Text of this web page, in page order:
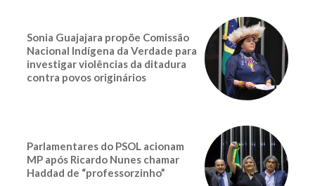
Sonia Guajajara propõe Comissão
Nacional Indígena da Verdade para
investigar violências da ditadura
contra povos originários
Parlamentares do PSOL acionam
MP após Ricardo Nunes chamar
Haddad de “professorzinho”